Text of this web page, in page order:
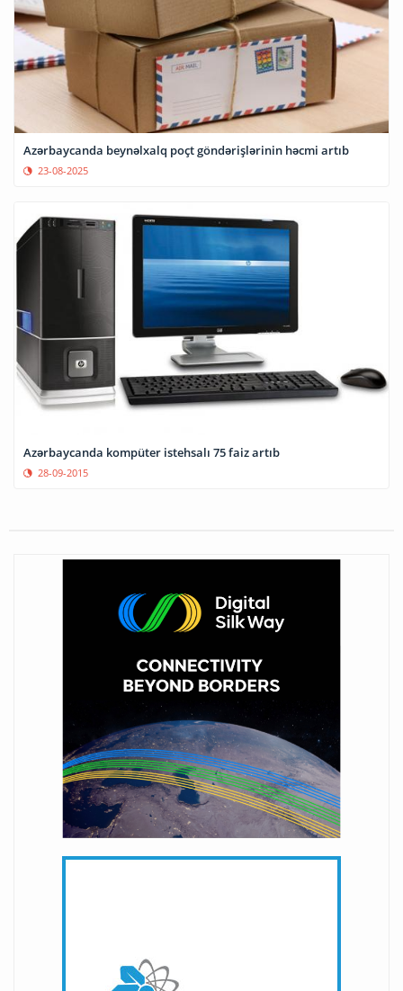
Azərbaycanda beynəlxalq poçt göndərişlərinin həcmi artıb
23-08-2025
Azərbaycanda kompüter istehsalı 75 faiz artıb
28-09-2015